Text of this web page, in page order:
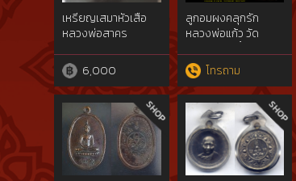
เหรียญเสมาหัวเสือ
หลวงพ่อสาคร
6,000
ลูกอมผงคลุกรัก
หลวงพ่อแก้ว วัด
โซน A [Luk-Aom
LP.Kaew]
โทรถาม